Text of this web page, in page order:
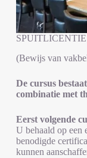
SPUITLICENTIE
(Bewijs van
De cursus
combinatie met
Eerst volgende
U behaald op een
benodigde
kunnen